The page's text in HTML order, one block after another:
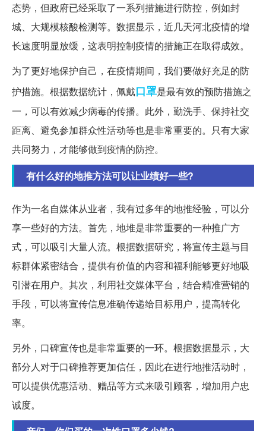
态势，但政府已经采取了一系列措施进行防控，例如封
城、大规模核酸检测等。数据显示，近几天河北疫情的增
长速度明显放缓，这表明控制疫情的措施正在取得成效。
为了更好地保护自己，在疫情期间，我们要做好充足的防
护措施。根据数据统计，佩戴口罩是最有效的预防措施之
一，可以有效减少病毒的传播。此外，勤洗手、保持社交
距离、避免参加群众性活动等也是非常重要的。只有大家
共同努力，才能够做到疫情的防控。
有什么好的地推方法可以让业绩好一些?
作为一名自媒体从业者，我有过多年的地推经验，可以分
享一些好的方法。首先，地堆是非常重要的一种推广方
式，可以吸引大量人流。根据数据研究，将宣传主题与目
标群体紧密结合，提供有价值的内容和福利能够更好地吸
引潜在用户。其次，利用社交媒体平台，结合精准营销的
手段，可以将宣传信息准确传递给目标用户，提高转化
率。
另外，口碑宣传也是非常重要的一环。根据数据显示，大
部分人对于口碑推荐更加信任，因此在进行地推活动时，
可以提供优惠活动、赠品等方式来吸引顾客，增加用户忠
诚度。